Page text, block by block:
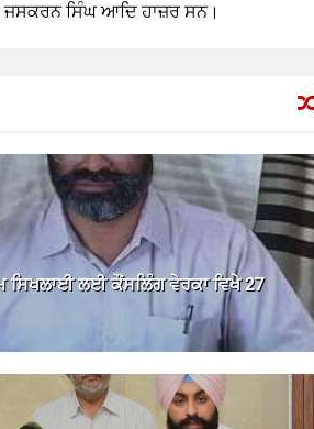
ਜਸਕਰਨ ਸਿੰਘ ਆਦਿ ਹਾਜ਼ਰ ਸਨ।
ਲਈ ਕੌਂਸਲਿੰਗ ਵੇਰਕਾ ਵਿਖੇ 27